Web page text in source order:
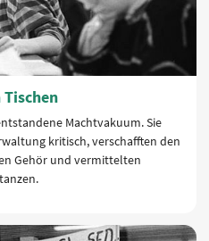
Machtvakuum. Sie
kritisch, verschafften den
Gehör und vermittelten